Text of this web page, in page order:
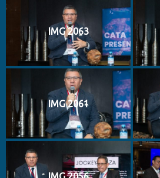
IMG 2063
IMG 2061